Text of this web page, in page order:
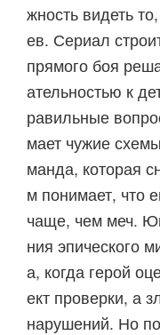
жность видеть
ев. Сериал
прямого боя
ательностью к
равильные
мает чужие
манда, которая
м понимает, что
чаще, чем меч.
ния эпического
а, когда герой
ект проверки, а
нарушений. Но